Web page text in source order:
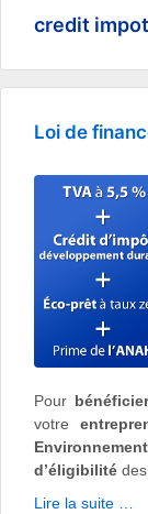
credit
Loi de
Pour
votre
d’éligibilité
Lire la suite …